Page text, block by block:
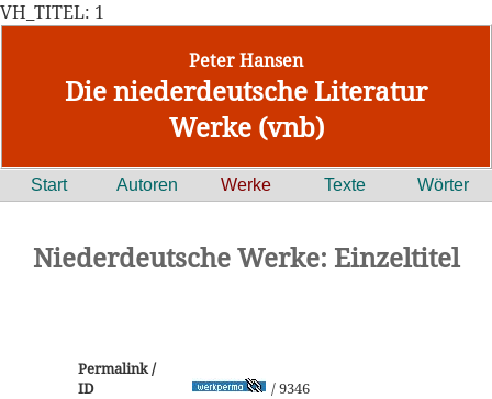
VH_TITEL: 1
Peter Hansen
Die niederdeutsche Literatur
Werke (vnb)
Start Autoren Werke Texte Wörter
Niederdeutsche Werke: Einzeltitel
Permalink /
ID
/ 9346